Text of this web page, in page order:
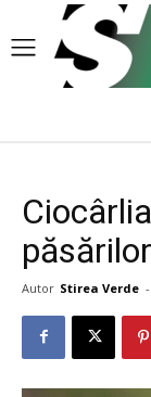
Autor Stirea Verde -